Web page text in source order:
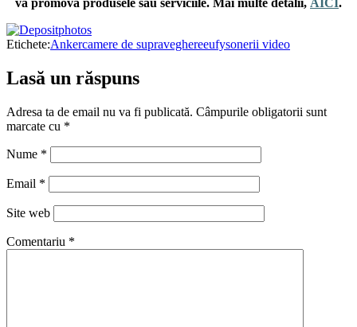
vă promova produsele sau serviciile. Mai multe detalii, AICI .
Etichete:Ankercamere de supraveghereeufysonerii video
Lasă un răspuns
Adresa ta de email nu va fi publicată. Câmpurile obligatorii sunt
marcate cu *
Nume *
Email *
Site web
Comentariu *